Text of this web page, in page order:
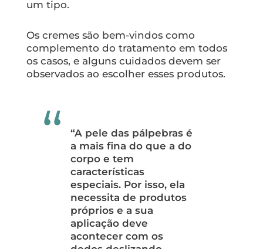
um tipo.
Os cremes são bem-vindos como
complemento do tratamento em todos
os casos, e alguns cuidados devem ser
observados ao escolher esses produtos.
“A pele das pálpebras é
a mais fina do que a do
corpo e tem
características
especiais. Por isso, ela
necessita de produtos
próprios e a sua
aplicação deve
acontecer com os